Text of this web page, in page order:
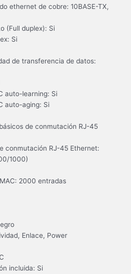
ethernet de cobre: 10BASE-TX,
(Full duplex): Si
Si
de transferencia de datos:
auto-learning: Si
auto-aging: Si
de conmutación RJ-45
conmutación RJ-45 Ethernet:
1000)
2000 entradas
Enlace, Power
incluida: Si